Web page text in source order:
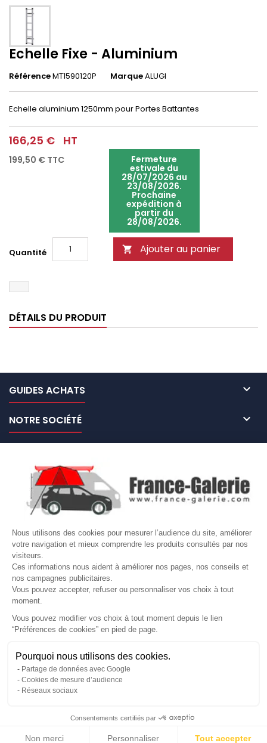
Nous utilisons des cookies pour mesurer l’audience du site, améliorer
votre navigation et mieux comprendre les produits consultés par nos
visiteurs.
Ces informations nous aident à améliorer nos pages, nos conseils et
nos campagnes publicitaires.
Vous pouvez accepter, refuser ou personnaliser vos choix à tout
moment.
Vous pouvez modifier vos choix à tout moment depuis le lien
“Préférences de cookies” en pied de page.
Pourquoi nous utilisons des cookies.
Partage de données avec Google
Cookies de mesure d’audience
Réseaux sociaux
Consentements certifiés par
Non merci Personnaliser Tout accepter
Gérer mes cookies
Echelle Fixe - Aluminium
RéférenceMT1590120P MarqueALUGI
Echelle aluminium 1250mm pour Portes Battantes
166,25 € HT
199,50 € TTC Fermeture
estivale du
28/07/2026 au
23/08/2026.
Prochaine
expédition à
partir du
28/08/2026.
Quantité  Ajouter au panier
DÉTAILS DU PRODUIT
GUIDES ACHATS 
NOTRE SOCIÉTÉ 
VOTRE COMPTE 
Site protégé par reCAPTCHA.
LETTRE D'INFORMATIONS
© Copyright 2026 France Galerie. Tous droits reservés.